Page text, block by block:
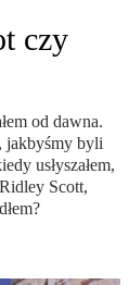
czy
od dawna.
jakbyśmy byli
usłyszałem,
Scott,